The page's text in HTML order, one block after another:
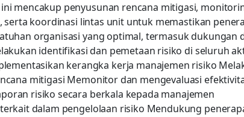
mencakup penyusunan rencana mitigasi,
koordinasi lintas unit untuk memastikan
organisasi yang optimal, termasuk dukungan
identifikasi dan pemetaan risiko di seluruh
kerangka kerja manajemen risiko
mitigasi Memonitor dan mengevaluasi
risiko secara berkala kepada manajemen
dalam pengelolaan risiko Mendukung